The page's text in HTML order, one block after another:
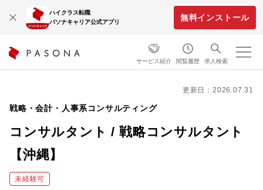
ハイクラス転職
パソナキャリア公式アプリ
無料インストール
サービス紹介 閲覧履歴 求人検索
更新日：2026.07.31
戦略・会計・人事系コンサルティング
コンサルタント / 戦略コンサルタント
【沖縄】
未経験可